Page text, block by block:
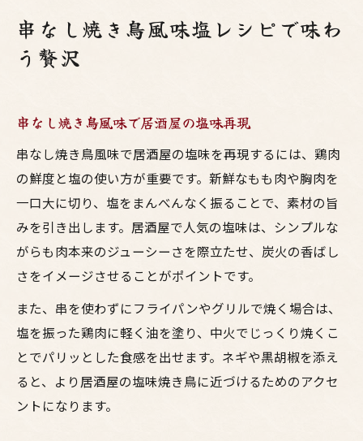
串なし焼き鳥風味塩レシピで味わ
う贅沢
串なし焼き鳥風味で居酒屋の塩味再現
串なし焼き鳥風味で居酒屋の塩味を再現するには、鶏肉
の鮮度と塩の使い方が重要です。新鮮なもも肉や胸肉を
一口大に切り、塩をまんべんなく振ることで、素材の旨
みを引き出します。居酒屋で人気の塩味は、シンプルな
がらも肉本来のジューシーさを際立たせ、炭火の香ばし
さをイメージさせることがポイントです。
また、串を使わずにフライパンやグリルで焼く場合は、
塩を振った鶏肉に軽く油を塗り、中火でじっくり焼くこ
とでパリッとした食感を出せます。ネギや黒胡椒を添え
ると、より居酒屋の塩味焼き鳥に近づけるためのアクセ
ントになります。